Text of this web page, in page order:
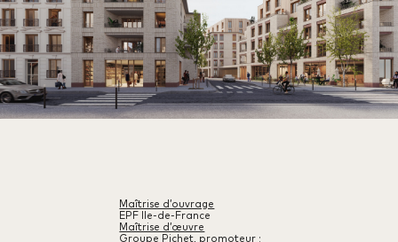
Maîtrise d’ouvrage
EPF Ile-de-France
Maîtrise d’œuvre
Groupe Pichet, promoteur ;